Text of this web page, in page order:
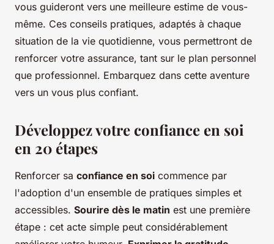
vous guideront vers une meilleure estime de vous-
même. Ces conseils pratiques, adaptés à chaque
situation de la vie quotidienne, vous permettront de
renforcer votre assurance, tant sur le plan personnel
que professionnel. Embarquez dans cette aventure
vers un vous plus confiant.
Développez votre confiance en soi
en 20 étapes
Renforcer sa confiance en soi commence par
l'adoption d'un ensemble de pratiques simples et
accessibles. Sourire dès le matin est une première
étape : cet acte simple peut considérablement